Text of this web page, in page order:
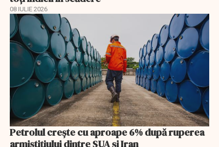
08 IULIE 2026
Petrolul crește cu aproape 6% după ruperea
armistițiului dintre SUA și Iran